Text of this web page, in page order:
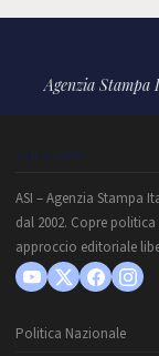
Agenzia
CHI SIAMO
ASI – Agenzia Stampa
dal 2002. Copre
approccio editoriale
Politica Nazionale